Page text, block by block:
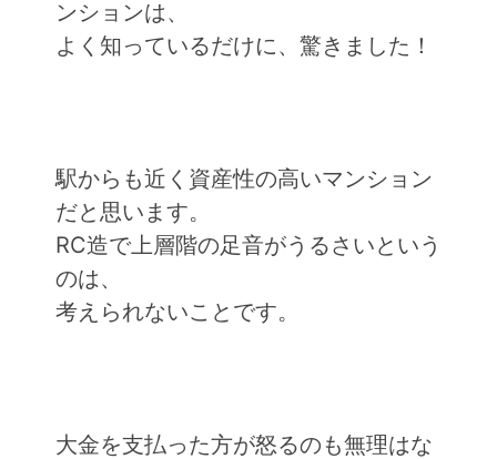
ンションは、
よく知っているだけに、驚きました！
駅からも近く資産性の高いマンション
だと思います。
RC造で上層階の足音がうるさいという
のは、
考えられないことです。
大金を支払った方が怒るのも無理はな